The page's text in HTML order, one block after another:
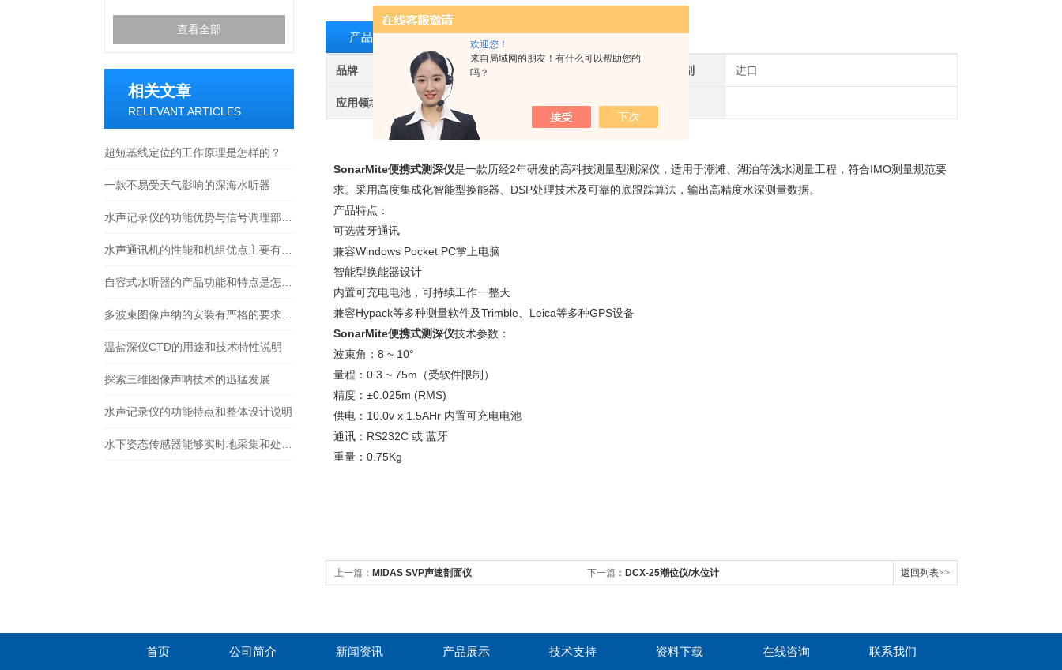
欢迎您！
来自局域网的朋友！有什么可以帮助您的
吗？
查看全部
相关文章
RELEVANT ARTICLES
超短基线定位的工作原理是怎样的？
一款不易受天气影响的深海水听器
温盐深仪CTD的用途和技术特性说明
探索三维图像声呐技术的迅猛发展
水声记录仪的功能特点和整体设计说明
产品介绍 相关产品 留言询价
品牌 其他品牌 产地类别 进口
应用领域 环保,综合
SonarMite便携式测深仪是一款历经2年研发的高科技测量型测深仪，适用于潮滩、湖泊等浅水测量工程，符合IMO测量规范要
求。采用高度集成化智能型换能器、DSP处理技术及可靠的底跟踪算法，输出高精度水深测量数据。
产品特点：
可选蓝牙通讯
兼容Windows Pocket PC掌上电脑
智能型换能器设计
内置可充电电池，可持续工作一整天
兼容Hypack等多种测量软件及Trimble、Leica等多种GPS设备
SonarMite便携式测深仪技术参数：
波束角：8 ~ 10°
量程：0.3 ~ 75m（受软件限制）
精度：±0.025m (RMS)
供电：10.0v x 1.5AHr 内置可充电电池
通讯：RS232C 或 蓝牙
重量：0.75Kg
上一篇： MIDAS SVP声速剖面仪 下一篇： DCX-25潮位仪/水位计 返回列表>>
首页 公司简介 新闻资讯 产品展示 技术支持 资料下载 在线咨询 联系我们